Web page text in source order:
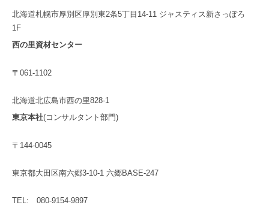
北海道札幌市厚別区厚別東2条5丁目14-11 ジャスティス新さっぽろ
1F
西の里資材センター
〒061-1102
北海道北広島市西の里828-1
東京本社(コンサルタント部門)
〒144-0045
東京都大田区南六郷3-10-1 六郷BASE-247
TEL: 080-9154-9897